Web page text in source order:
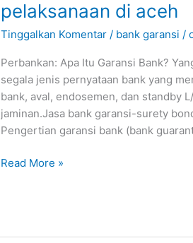
pelaksanaan di aceh
Tinggalkan Komentar / bank garansi /
Perbankan: Apa Itu Garansi Bank?
segala jenis pernyataan bank yang
bank, aval, endosemen, dan standby
jaminan.Jasa bank garansi-surety
Pengertian garansi bank (bank
Read More »